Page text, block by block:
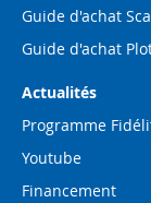
Guide d'achat
Guide d'achat
Actualités
Programme
Youtube
Financement